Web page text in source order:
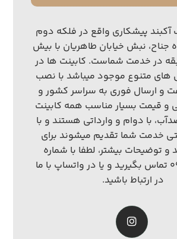
آکبند پیشکاری واقع در فلکه دوم
جناح، نبش خیابان طاهریان با بیش
سابقه در خدمت شماست. کابینت ها در
های متنوع موجود میباشد با نصب
از ۴ ساعت و ارسال فوری به سراسر کشور و
و قیمت بسیار مناسب همه کابینت
با دوام و وارداتی هستند و با
خدمت شما تقدیم میشوند برای
و توضیحات بیشتر، لطفا با شماره
۷۴۸۰ ۵۰۶ ۰۹۱۲ تماس بگیرید و یا در واتساپ با ما
در ارتباط باشید.